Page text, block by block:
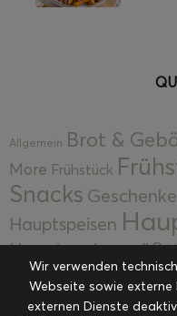
Allgemein Brot &
More Frühstück
Snacks
Hauptspeisen
Hauptspeisen süß
Kuchen,
Desserts Kulinarik
Wir verwenden
Webseite sowie
externen Dienste